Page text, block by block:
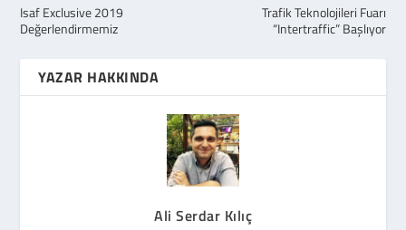
Isaf Exclusive 2019
Değerlendirmemiz
Trafik Teknolojileri Fuarı
“Intertraffic” Başlıyor
YAZAR HAKKINDA
Ali Serdar Kılıç